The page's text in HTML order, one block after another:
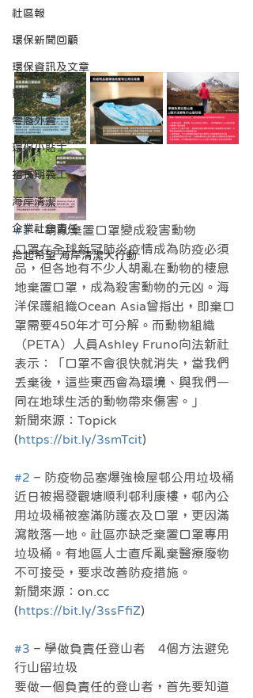
社區報
環保新聞回顧
環保資訊及文章
頭版文章
零廢外賣
環保小貼士
招長期義工
海岸清潔
企業社會責任
拾起希望 海岸清潔大行動
#1 – 胡亂棄置口罩變成殺害動物
口罩在全球新冠肺炎疫情成為防疫必須
品，但各地有不少人胡亂在動物的棲息
地棄置口罩，成為殺害動物的元凶。海
洋保護組織Ocean Asia曾指出，即棄口
罩需要450年才可分解。而動物組織
（PETA）人員Ashley Fruno向法新社
表示：「口罩不會很快就消失，當我們
丟棄後，這些東西會為環境、與我們一
同在地球生活的動物帶來傷害。」
新聞來源：Topick
(https://bit.ly/3smTcit)
#2 – 防疫物品塞爆強檢屋邨公用垃圾桶
近日被揭發觀塘順利邨利康樓，邨內公
用垃圾桶被塞滿防護衣及口罩，更因滿
瀉散落一地。社區亦缺乏棄置口罩專用
垃圾桶。有地區人士直斥亂棄醫療廢物
不可接受，要求改善防疫措施。
新聞來源：on.cc
(https://bit.ly/3ssFfiZ)
#3 – 學做負責任登山者　4個方法避免
行山留垃圾
要做一個負責任的登山者，首先要知道